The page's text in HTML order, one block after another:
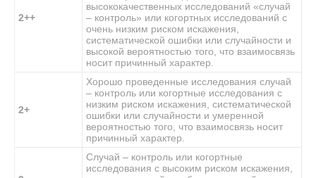
2++
высококачественных исследований «случай
– контроль» или когортных исследований с
очень низким риском искажения,
систематической ошибки или случайности и
высокой вероятностью того, что взаимосвязь
носит причинный характер.
2+
Хорошо проведенные исследования случай
– контроль или когортные исследования с
низким риском искажения, систематической
ошибки или случайности и умеренной
вероятностью того, что взаимосвязь носит
причинный характер.
Случай – контроль или когортные
исследования с высоким риском искажения,